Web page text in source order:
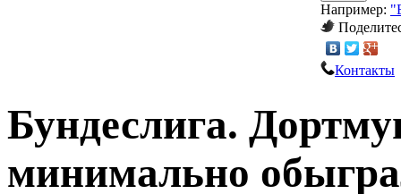
Например:
Контакты
Бундеслига.
минимально